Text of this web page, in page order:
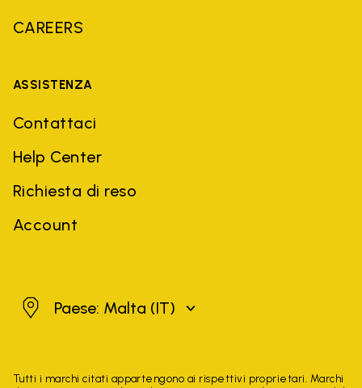
CAREERS
ASSISTENZA
Contattaci
Help Center
Richiesta di reso
Account
MaltaPaese: Malta (IT)
Tutti i marchi citati appartengono ai rispettivi proprietari. Marchi